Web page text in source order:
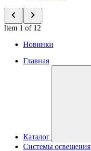
Item 1 of 12
Новинки
Главная
Каталог
Системы освещения